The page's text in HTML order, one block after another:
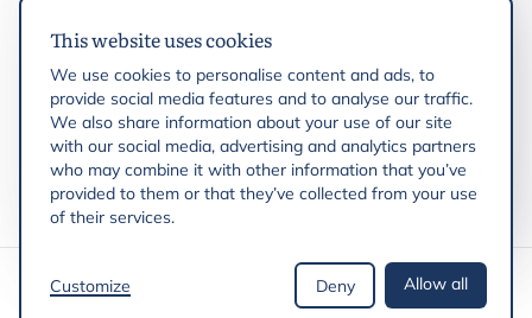
This website uses cookies
We use cookies to personalise content and ads, to
provide social media features and to analyse our traffic.
We also share information about your use of our site
with our social media, advertising and analytics partners
who may combine it with other information that you’ve
provided to them or that they’ve collected from your use
of their services.
Customize Deny Allow all
Latest updates
IFRA Regiones
Publicaciones
Derechos de autor © 2026 IFRA
Política de privacidad